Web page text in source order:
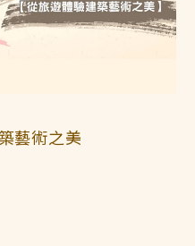
藝術之美